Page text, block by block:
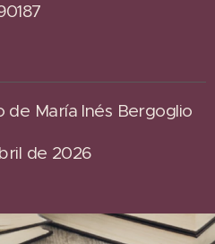
de María Inés Bergoglio
de 2026